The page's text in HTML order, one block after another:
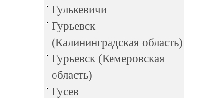
Гулькевичи
Гурьевск
(Калининградская область)
Гурьевск (Кемеровская
область)
Гусев